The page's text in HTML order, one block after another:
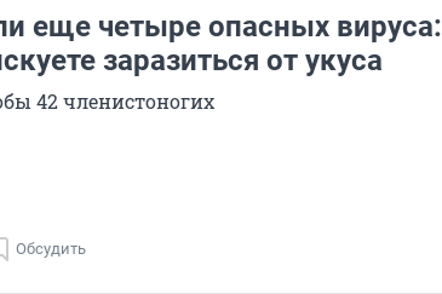
еще четыре опасных вируса:
заразиться от укуса
42 членистоногих
Обсудить